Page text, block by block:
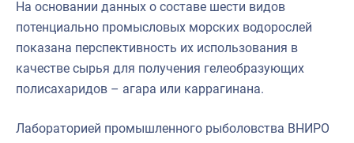
На основании данных о составе шести видов
потенциально промысловых морских водорослей
показана перспективность их использования в
качестве сырья для получения гелеобразующих
полисахаридов – агара или каррагинана.
Лабораторией промышленного рыболовства ВНИРО